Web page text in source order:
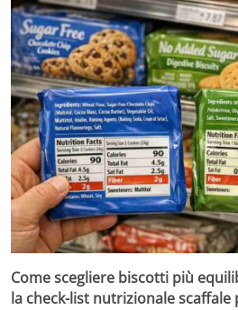
Come scegliere biscotti più
la check-list nutrizionale scaffale